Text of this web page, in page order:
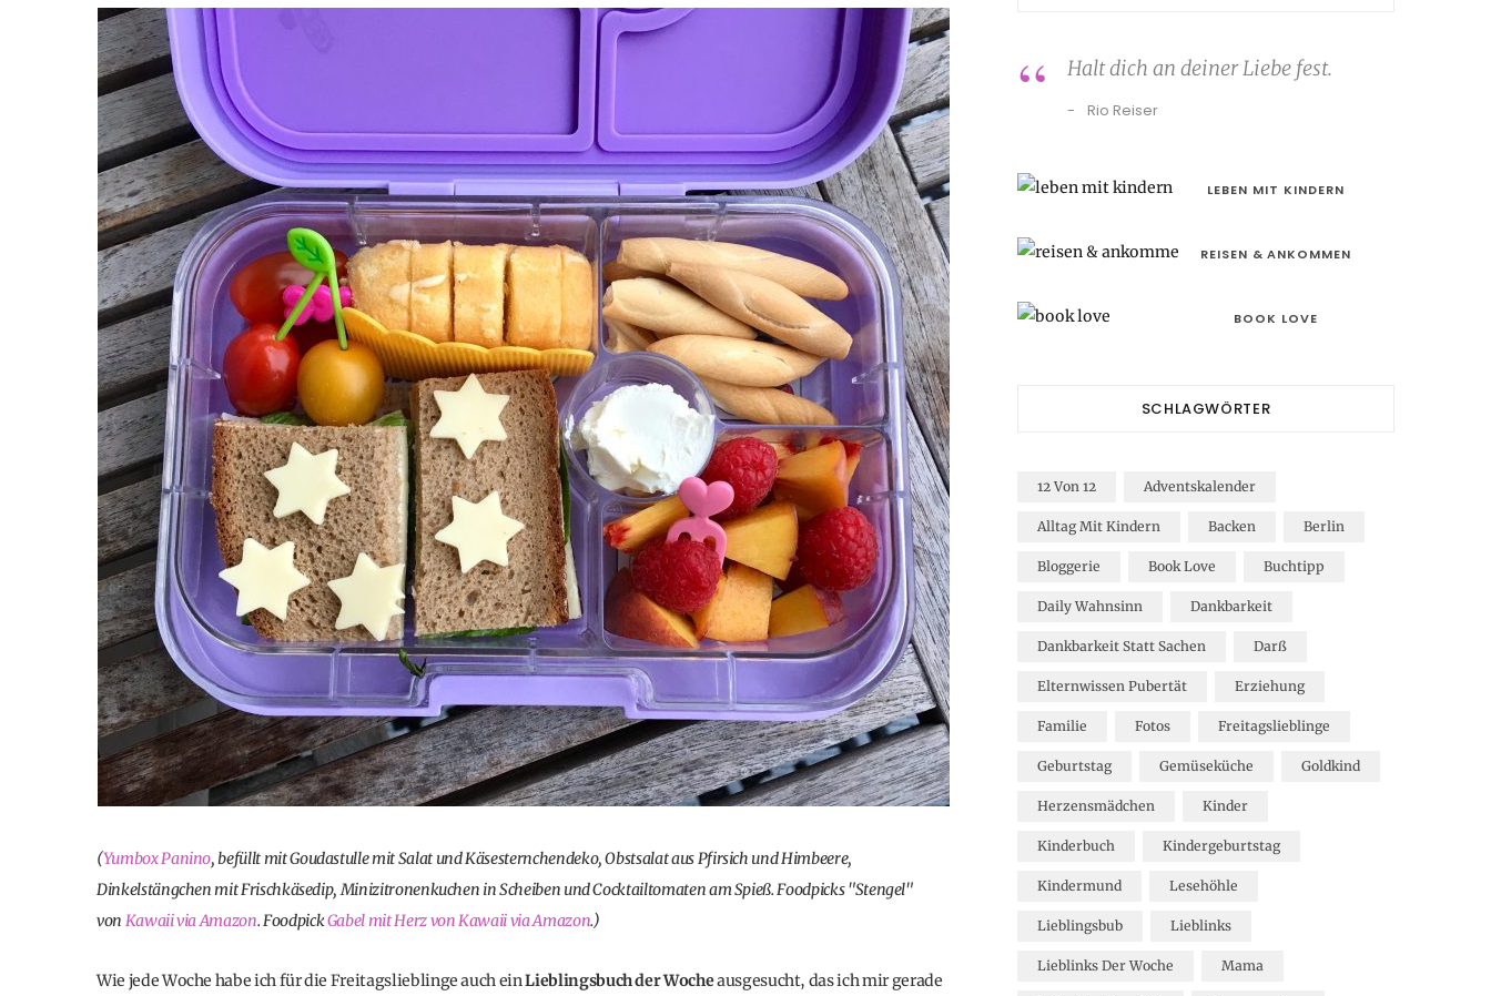
(Yumbox Panino, befüllt mit Goudastulle mit Salat und Käsesternchendeko, Obstsalat aus Pfirsich und Himbeere,
Dinkelstängchen mit Frischkäsedip, Minizitronenkuchen in Scheiben und Cocktailtomaten am Spieß. Foodpicks "Stengel"
von Kawaii via Amazon. FoodpickGabel mit Herz von Kawaii via Amazon.)
Wie jede Woche habe ich für die Freitagslieblinge auch einLieblingsbuch der Wocheausgesucht, das ich mir gerade
Halt dich an deiner Liebe fest.
Rio Reiser
LEBEN MIT KINDERN
REISEN & ANKOMMEN
BOOK LOVE
SCHLAGWÖRTER
12 Von 12 Adventskalender
Alltag Mit Kindern Backen Berlin
Bloggerie Book Love Buchtipp
Daily Wahnsinn Dankbarkeit
Dankbarkeit Statt Sachen Darß
Elternwissen Pubertät Erziehung
Familie Fotos Freitagslieblinge
Geburtstag Gemüseküche Goldkind
Herzensmädchen Kinder
Kinderbuch Kindergeburtstag
Kindermund Lesehöhle
Lieblingsbub Lieblinks
Lieblinks Der Woche Mama